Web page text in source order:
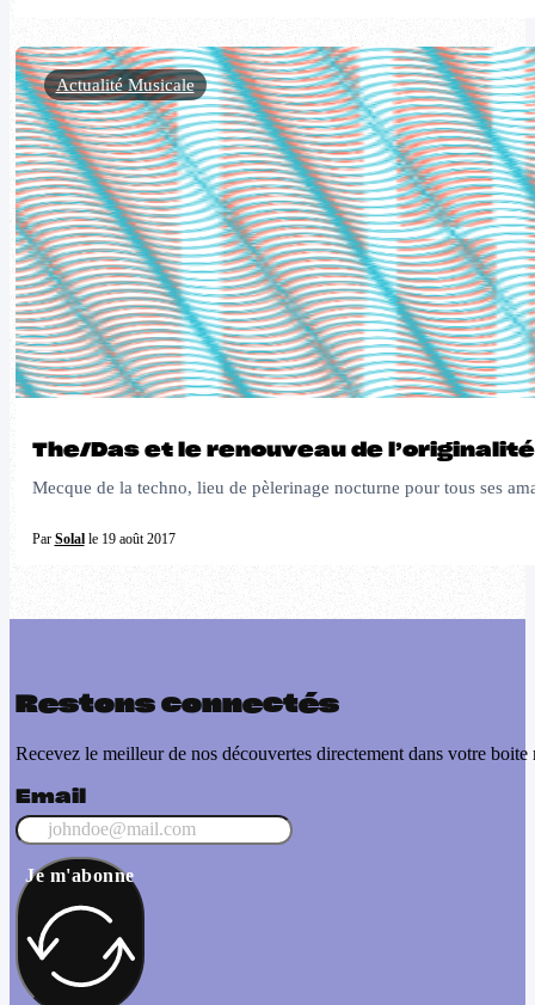
The/Das et le renouveau de
Mecque de la techno, lieu de pèlerinage nocturne pour tous ses
Par Solalle 19 août 2017
Actualité Musicale
Restons connectés
Recevez le meilleur de nos découvertes directement dans votre boite
Email
Je m'abonne